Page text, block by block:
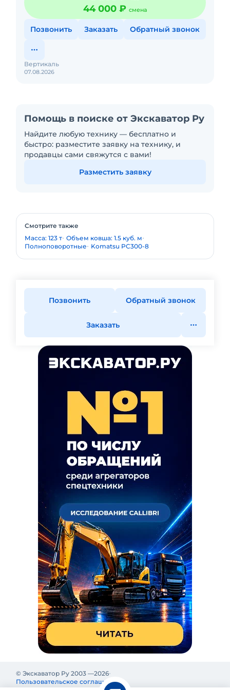
аренду, аренда экскаватора с гидромолотом,
коматсу pc300 цена за час, аренда экскаватора
аренда гусеничного экскаватора москва,
доставка техники тралом, большой парк
спецтехники.
44 000 ₽ смена
Позвонить Заказать Обратный звонок
07.08.2026
Вертикаль
Помощь в поиске от Экскаватор Ру
Найдите любую технику — бесплатно и
быстро: разместите заявку на технику, и
продавцы сами свяжутся с вами!
Разместить заявку
Смотрите также
Масса: 123 т Объем ковша: 1.5 куб. м
Полноповоротные
Komatsu PC300-8
Позвонить Обратный звонок
Заказать
© Экскаватор Ру 2003 —2026
Пользовательское соглашение